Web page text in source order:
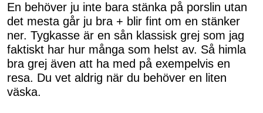
En behöver ju inte bara stänka på porslin utan
det mesta går ju bra + blir fint om en stänker
ner. Tygkasse är en sån klassisk grej som jag
faktiskt har hur många som helst av. Så himla
bra grej även att ha med på exempelvis en
resa. Du vet aldrig när du behöver en liten
väska.